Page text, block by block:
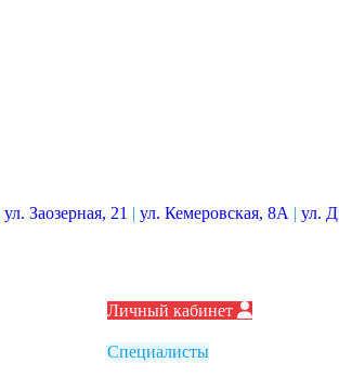
ул. Заозерная, 21 | ул. Кемеровская, 8А | ул.
Личный кабинет
Специалисты